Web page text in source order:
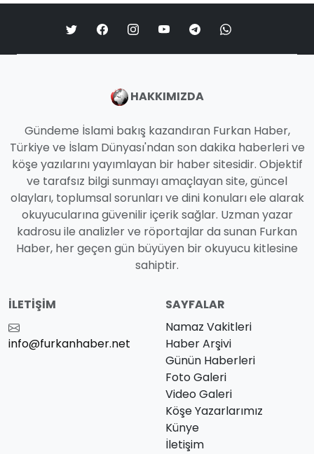
HAKKIMIZDA
Gündeme İslami bakış kazandıran Furkan Haber,
Türkiye ve İslam Dünyası'ndan son dakika haberleri ve
köşe yazılarını yayımlayan bir haber sitesidir. Objektif
ve tarafsız bilgi sunmayı amaçlayan site, güncel
olayları, toplumsal sorunları ve dini konuları ele alarak
okuyucularına güvenilir içerik sağlar. Uzman yazar
kadrosu ile analizler ve röportajlar da sunan Furkan
Haber, her geçen gün büyüyen bir okuyucu kitlesine
sahiptir.
İLETIŞIM
info@furkanhaber.net
SAYFALAR
Namaz Vakitleri
Haber Arşivi
Günün Haberleri
Foto Galeri
Video Galeri
Köşe Yazarlarımız
Künye
İletişim